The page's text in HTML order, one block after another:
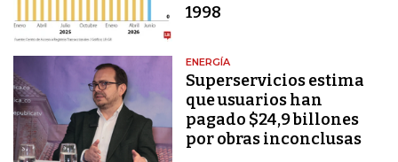
1998
ENERGÍA
Superservicios estima
que usuarios han
pagado $24,9 billones
por obras inconclusas